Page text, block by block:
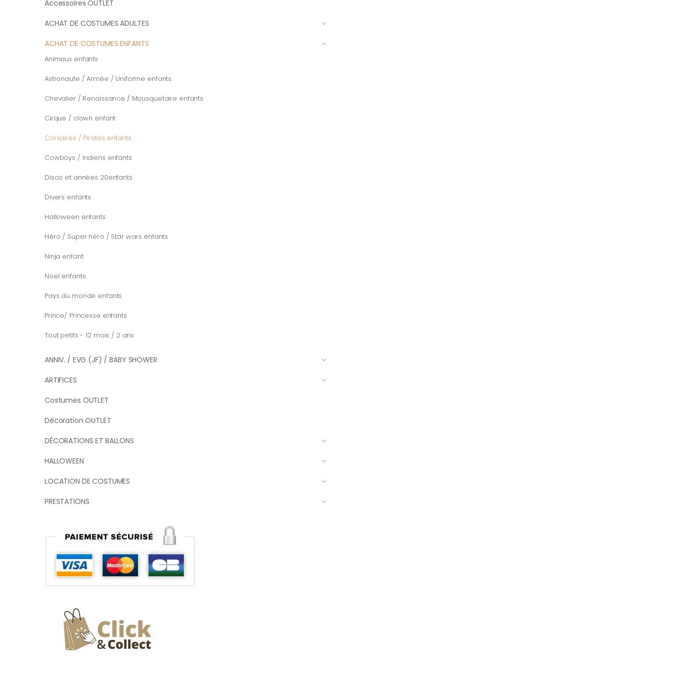
Accessoires OUTLET
ACHAT DE COSTUMES ADULTES
ACHAT DE COSTUMES ENFANTS
Animaux enfants
Astronaute / Armée / Uniforme enfants
Chevalier / Renaissance / Mousquetaire enfants
Cirque / clown enfant
Corsaires / Pirates enfants
Cowboys / Indiens enfants
Disco et années 20enfants
Divers enfants
Halloween enfants
Héro / Super héro / Star wars enfants
Ninja enfant
Noel enfants
Pays du monde enfants
Prince/ Princesse enfants
Tout petits - 12 mois / 2 ans
ANNIV. / EVG (JF) / BABY SHOWER
ARTIFICES
Costumes OUTLET
Décoration OUTLET
DÉCORATIONS ET BALLONS
HALLOWEEN
LOCATION DE COSTUMES
PRESTATIONS